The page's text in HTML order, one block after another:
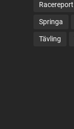
Racereport
Springa
Tävling